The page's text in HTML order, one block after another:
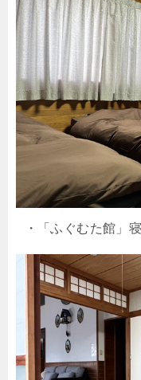
・「ふぐむた館」